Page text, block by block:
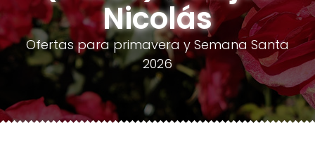
Nicolás
Ofertas para primavera y Semana Santa
2026